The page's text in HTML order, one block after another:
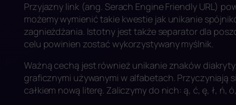
Przyjazny link (ang. Serach Engine Friendly URL)
możemy wymienić takie kwestie jak unikanie
zagnieżdżania. Istotny jest także separator dla
celu powinien zostać wykorzystywany myślnik.
Ważną cechą jest również unikanie znaków
graficznymi używanymi w alfabetach. Przyczyniają
całkiem nową literę. Zaliczymy do nich: ą, ć, ę, ł, ń,